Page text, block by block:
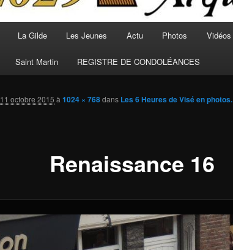
La Gilde Les Jeunes Actu Photos Vidéos
Saint Martin REGISTRE DE CONDOLÉANCES
Renaissance 16
11 octobre 2015 à 1024 × 768dans Les 6 Heures de Visé en photos.